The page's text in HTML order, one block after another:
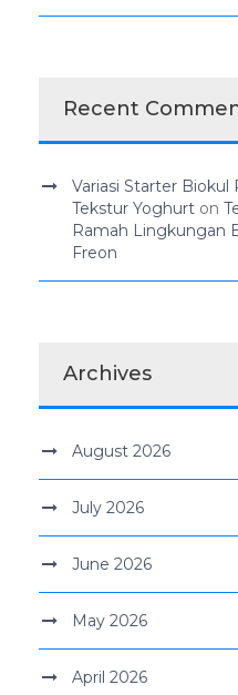
Recent
Variasi Starter Biokul
Tekstur Yoghurt on
Ramah Lingkungan
Freon
Archives
August 2026
July 2026
June 2026
May 2026
April 2026